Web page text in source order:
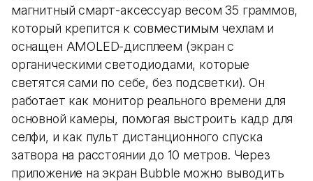
магнитный смарт-аксессуар весом 35 граммов,
который крепится к совместимым чехлам и
оснащен AMOLED-дисплеем (экран с
органическими светодиодами, которые
светятся сами по себе, без подсветки). Он
работает как монитор реального времени для
основной камеры, помогая выстроить кадр для
селфи, и как пульт дистанционного спуска
затвора на расстоянии до 10 метров. Через
приложение на экран Bubble можно выводить